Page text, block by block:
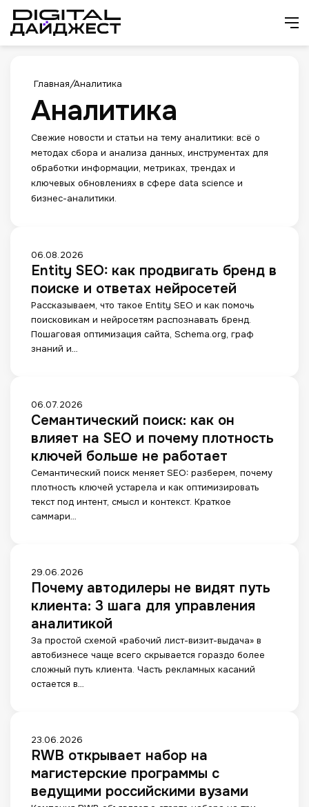
Главная/Аналитика
Аналитика
Свежие новости и статьи на тему аналитики: всё о
методах сбора и анализа данных, инструментах для
обработки информации, метриках, трендах и
ключевых обновлениях в сфере data science и
бизнес-аналитики.
E
n
t
к
а
к
п
р
о
д
в
и
ь
б
р
н
д
в
п
о
е
и
о
т
06.08.2026
Entity SEO: как продвигать бренд в
поиске и ответах нейросетей
Рассказываем, что такое Entity SEO и как помочь
поисковикам и нейросетям распознавать бренд.
Пошаговая оптимизация сайта, Schema.org, граф
знаний и…
С
е
м
н
т
и
ч
е
й
п
о
и
с
к
:
к
н
в
и
я
06.07.2026
Семантический поиск: как он
влияет на SEO и почему плотность
ключей больше не работает
Семантический поиск меняет SEO: разберем, почему
плотность ключей устарела и как оптимизировать
текст под интент, смысл и контекст. Краткое
саммари…
П
о
ч
м
у
а
в
т
л
е
р
ы
н
29.06.2026
Почему автодилеры не видят путь
клиента: 3 шага для управления
аналитикой
За простой схемой «рабочий лист-визит-выдача» в
автобизнесе чаще всего скрывается гораздо более
сложный путь клиента. Часть рекламных касаний
остается в…
R
W
B
т
23.06.2026
RWB открывает набор на
магистерские программы с
ведущими российскими вузами